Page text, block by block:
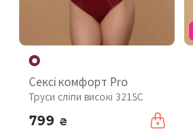
Сексі комфорт Pro
Труси сліпи високі 321SC
799 ₴